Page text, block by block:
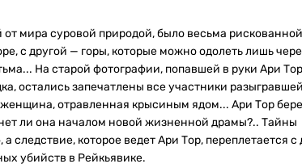
мира суровой природой, было весьма рискованной
с другой — горы, которые можно одолеть лишь
На старой фотографии, попавшей в руки Ари
остались запечатлены все участники
отравленная крысиным ядом... Ари Тор
ли она началом новой жизненной драмы?.. Тайны
следствие, которое ведет Ари Тор, переплетается с
убийств в Рейкьявике.